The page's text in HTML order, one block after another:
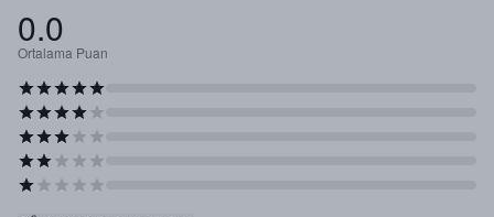
0.0
Ortalama Puan